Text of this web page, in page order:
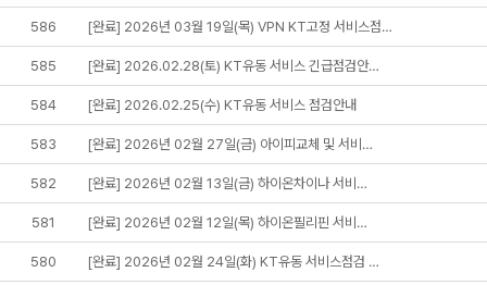
586 [완료] 2026년 03월 19일(목) VPN KT고정 서비스점…
585 [완료] 2026.02.28(토) KT유동 서비스 긴급점검안…
584 [완료] 2026.02.25(수) KT유동 서비스 점검안내
583 [완료] 2026년 02월 27일(금) 아이피교체 및 서비…
582 [완료] 2026년 02월 13일(금) 하이온차이나 서비…
581 [완료] 2026년 02월 12일(목) 하이온필리핀 서비…
580 [완료] 2026년 02월 24일(화) KT유동 서비스점검 …